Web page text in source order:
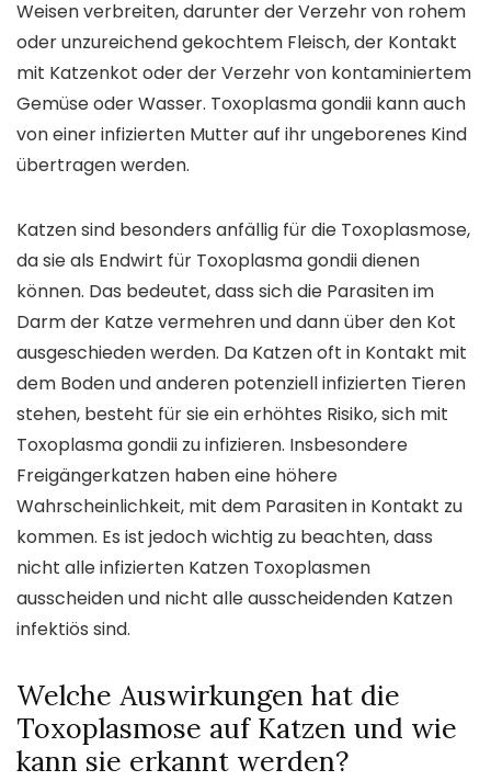
Weisen verbreiten, darunter der Verzehr von rohem
oder unzureichend gekochtem Fleisch, der Kontakt
mit Katzenkot oder der Verzehr von kontaminiertem
Gemüse oder Wasser. Toxoplasma gondii kann auch
von einer infizierten Mutter auf ihr ungeborenes Kind
übertragen werden.
Katzen sind besonders anfällig für die Toxoplasmose,
da sie als Endwirt für Toxoplasma gondii dienen
können. Das bedeutet, dass sich die Parasiten im
Darm der Katze vermehren und dann über den Kot
ausgeschieden werden. Da Katzen oft in Kontakt mit
dem Boden und anderen potenziell infizierten Tieren
stehen, besteht für sie ein erhöhtes Risiko, sich mit
Toxoplasma gondii zu infizieren. Insbesondere
Freigängerkatzen haben eine höhere
Wahrscheinlichkeit, mit dem Parasiten in Kontakt zu
kommen. Es ist jedoch wichtig zu beachten, dass
nicht alle infizierten Katzen Toxoplasmen
ausscheiden und nicht alle ausscheidenden Katzen
infektiös sind.
Welche Auswirkungen hat die
Toxoplasmose auf Katzen und wie
kann sie erkannt werden?